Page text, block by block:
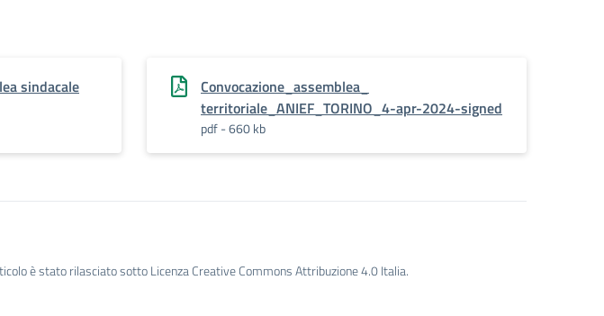
sindacale
Convocazione_assemblea_
territoriale_ANIEF_TORINO_4-apr-2024-signed
pdf - 660 kb
è stato rilasciato sotto Licenza Creative Commons Attribuzione 4.0 Italia.